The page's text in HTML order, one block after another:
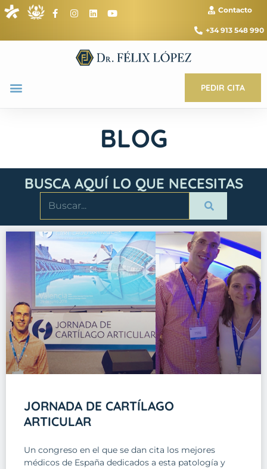
Contacto
+34 913 548 990
PEDIR CITA
BLOG
BUSCA AQUÍ LO QUE NECESITAS
JORNADA DE CARTÍLAGO
ARTICULAR
Un congreso en el que se dan cita los mejores
médicos de España dedicados a esta patología y